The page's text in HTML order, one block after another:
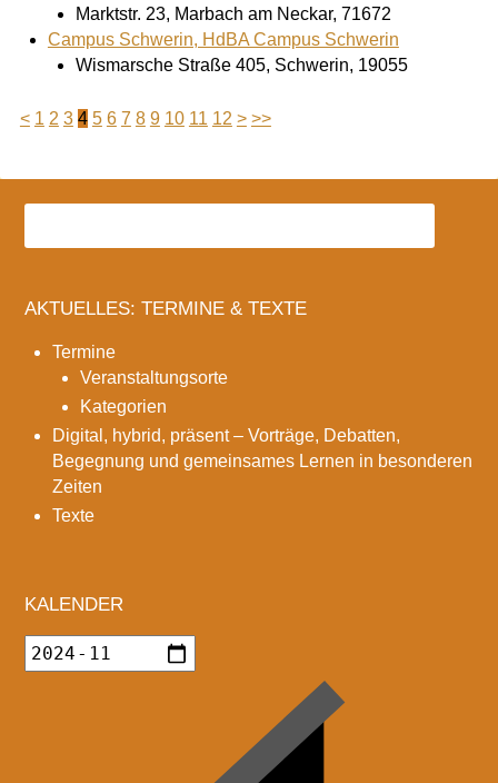
Marktstr. 23, Marbach am Neckar, 71672
Campus Schwerin, HdBA Campus Schwerin
Wismarsche Straße 405, Schwerin, 19055
< 1 2 3 4 5 6 7 8 9 10 11 12 > >>
AKTUELLES: TERMINE & TEXTE
Termine
Veranstaltungsorte
Kategorien
Digital, hybrid, präsent – Vorträge, Debatten,
Begegnung und gemeinsames Lernen in besonderen
Zeiten
Texte
KALENDER